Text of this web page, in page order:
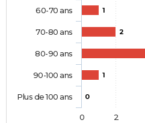
1
2
1
0
60-70 ans
70-80 ans
80-90 ans
90-100 ans
Plus de 100 ans
0 2